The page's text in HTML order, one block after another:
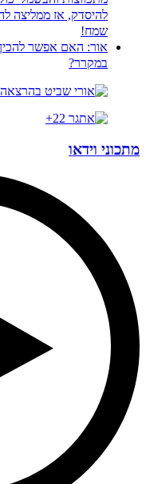
להיסדק, אז ממליצה
שמח!
אור: האם אפשר להכין
במקרר?
מתכוני וידאו